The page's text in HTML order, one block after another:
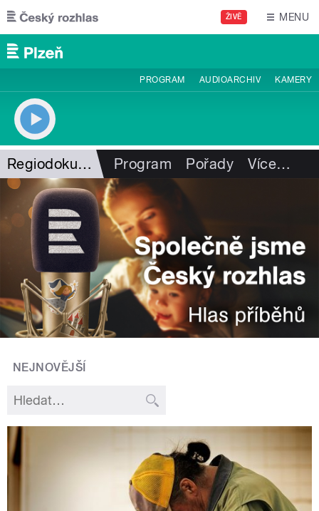
Přejít k hlavnímu obsahu
ŽIVĚ MENU
PROGRAM AUDIOARCHIV KAMERY
Regiodokument Program Pořady Více…
NEJNOVĚJŠÍ